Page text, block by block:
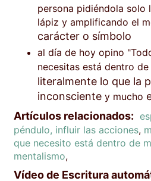
persona pidiéndola solo
lápiz y amplificando el
carácter o símbolo
al día de hoy opino
necesitas está dentro
literalmente lo que la
inconsciente y mucho
Artículos relacionados:
péndulo, influir las acciones,
que necesito está dentro de
mentalismo,
Vídeo de Escritura